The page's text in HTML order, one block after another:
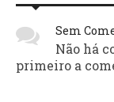
Sem
Não há
primeiro a